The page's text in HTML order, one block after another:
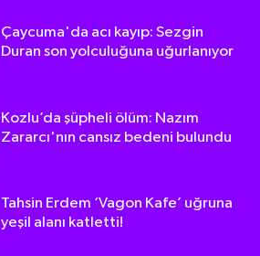
Çaycuma'da acı kayıp: Sezgin
Duran son yolculuğuna uğurlanıyor
Kozlu’da şüpheli ölüm: Nazım
Zararcı'nın cansız bedeni bulundu
Tahsin Erdem ‘Vagon Kafe’ uğruna
yeşil alanı katletti!